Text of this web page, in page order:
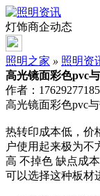
灯饰商企动态
照明之家 » 照明资
高光镜面彩色pvc
作者：17629277185
高光镜面彩色pvc
热转印成本低，价
户使用起来极为不
高 不掉色 缺点成
可以选择这种板材